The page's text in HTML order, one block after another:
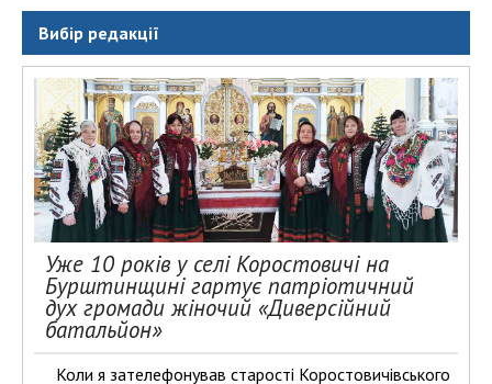
Вибір редакції
Уже 10 років у селі Коростовичі на
Бурштинщині гартує патріотичний
дух громади жіночий «Диверсійний
батальйон»
Коли я зателефонував старості Коростовичівського